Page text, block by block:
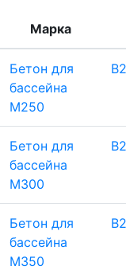
Марка
Бетон для
бассейна
М250
Бетон для
бассейна
М300
Бетон для
бассейна
М350